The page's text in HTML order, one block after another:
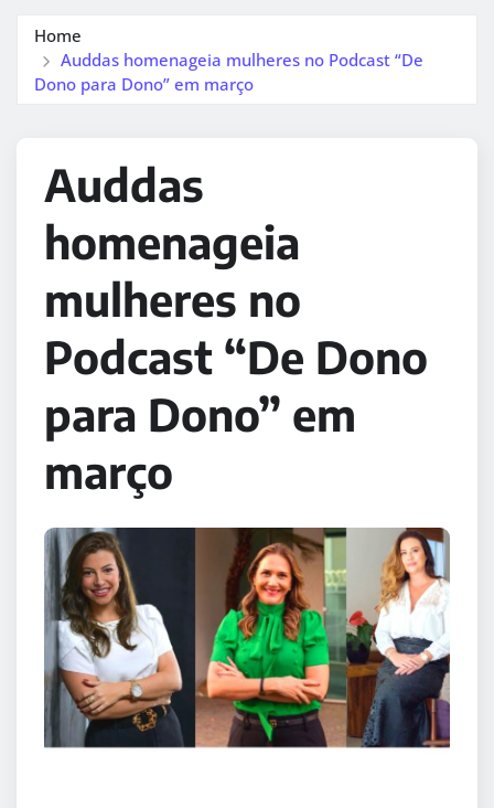
Home
Auddas homenageia mulheres no Podcast “De
Dono para Dono” em março
Auddas
homenageia
mulheres no
Podcast “De Dono
para Dono” em
março